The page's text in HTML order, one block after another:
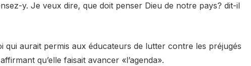
y. Je veux dire, que doit penser Dieu de notre pays? dit-il
qui aurait permis aux éducateurs de lutter contre les préjugés
qu’elle faisait avancer «l’agenda».